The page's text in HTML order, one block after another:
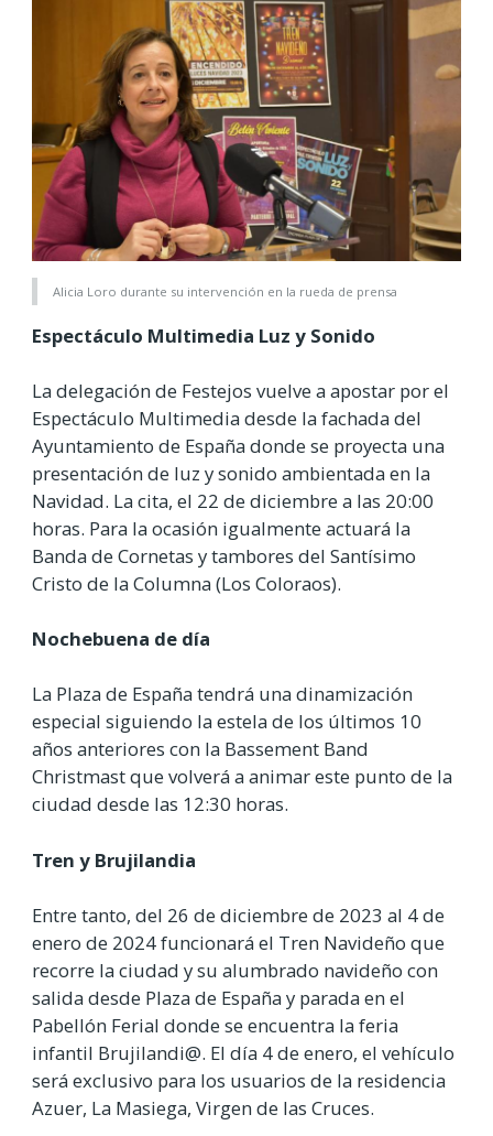
Alicia Loro durante su intervención en la rueda de prensa
Espectáculo Multimedia Luz y Sonido
La delegación de Festejos vuelve a apostar por el
Espectáculo Multimedia desde la fachada del
Ayuntamiento de España donde se proyecta una
presentación de luz y sonido ambientada en la
Navidad. La cita, el 22 de diciembre a las 20:00
horas. Para la ocasión igualmente actuará la
Banda de Cornetas y tambores del Santísimo
Cristo de la Columna (Los Coloraos).
Nochebuena de día
La Plaza de España tendrá una dinamización
especial siguiendo la estela de los últimos 10
años anteriores con la Bassement Band
Christmast que volverá a animar este punto de la
ciudad desde las 12:30 horas.
Tren y Brujilandia
Entre tanto, del 26 de diciembre de 2023 al 4 de
enero de 2024 funcionará el Tren Navideño que
recorre la ciudad y su alumbrado navideño con
salida desde Plaza de España y parada en el
Pabellón Ferial donde se encuentra la feria
infantil Brujilandi@. El día 4 de enero, el vehículo
será exclusivo para los usuarios de la residencia
Azuer, La Masiega, Virgen de las Cruces.